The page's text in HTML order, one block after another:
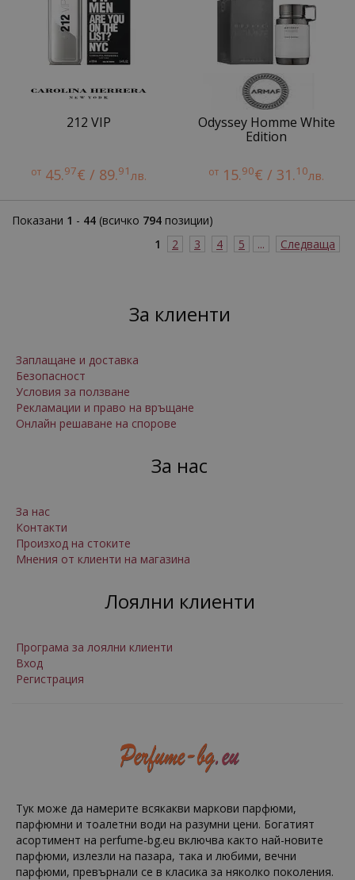
212 VIP
от 45.97€ / 89.91лв.
Odyssey Homme White
Edition
от 15.90€ / 31.10лв.
Показани 1 - 44 (всичко 794 позиции)
1
2 3 4 5 ... Следваща
За клиенти
Заплащане и доставка
Безопасност
Условия за ползване
Рекламации и право на връщане
Онлайн решаване на спорове
За нас
За нас
Контакти
Произход на стоките
Мнения от клиенти на магазина
Лоялни клиенти
Програма за лоялни клиенти
Вход
Регистрация
Тук може да намерите всякакви маркови парфюми,
парфюмни и тоалетни води на разумни цени. Богатият
асортимент на perfume-bg.eu включва както най-новите
парфюми, излезли на пазара, така и любими, вечни
парфюми, превърнали се в класика за няколко поколения.